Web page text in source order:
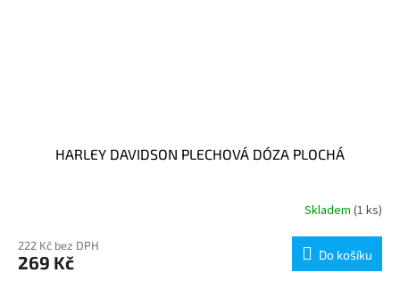
HARLEY DAVIDSON PLECHOVÁ DÓZA PLOCHÁ
Skladem (1 ks)
222 Kč bez DPH
269 Kč Do košíku